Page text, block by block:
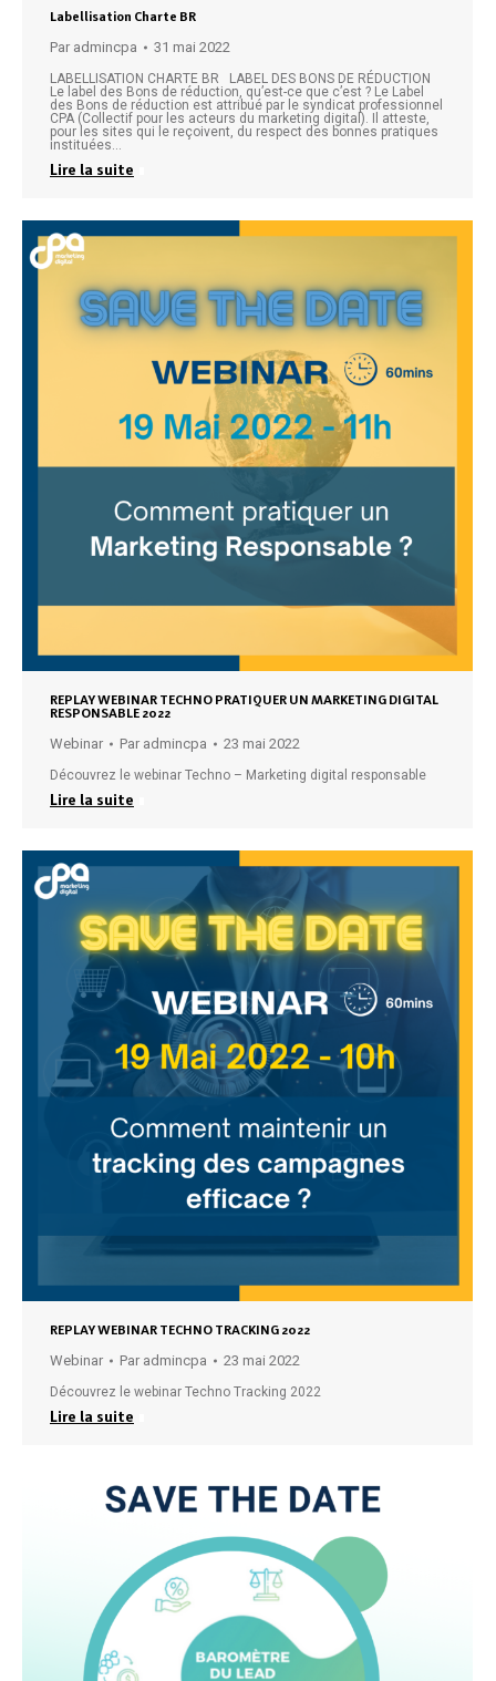
Labellisation Charte BR
Par admincpa 31 mai 2022
LABELLISATION CHARTE BR LABEL DES BONS DE RÉDUCTION
Le label des Bons de réduction, qu’est-ce que c’est ? Le Label
des Bons de réduction est attribué par le syndicat professionnel
CPA (Collectif pour les acteurs du marketing digital). Il atteste,
pour les sites qui le reçoivent, du respect des bonnes pratiques
instituées…
Lire la suite
REPLAY WEBINAR TECHNO PRATIQUER UN MARKETING DIGITAL
RESPONSABLE 2022
Webinar Par admincpa 23 mai 2022
Découvrez le webinar Techno – Marketing digital responsable
Lire la suite
REPLAY WEBINAR TECHNO TRACKING 2022
Webinar Par admincpa 23 mai 2022
Découvrez le webinar Techno Tracking 2022
Lire la suite